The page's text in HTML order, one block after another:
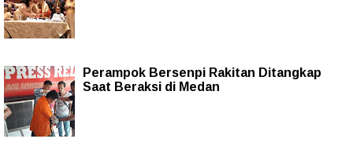
Perampok Bersenpi Rakitan Ditangkap
Saat Beraksi di Medan